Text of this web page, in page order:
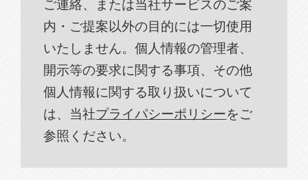
ご連絡、または当社サービスのご案
内・ご提案以外の目的には一切使用
いたしません。個人情報の管理者、
開示等の要求に関する事項、その他
個人情報に関する取り扱いについて
は、当社プライパシーポリシーをご
参照ください。